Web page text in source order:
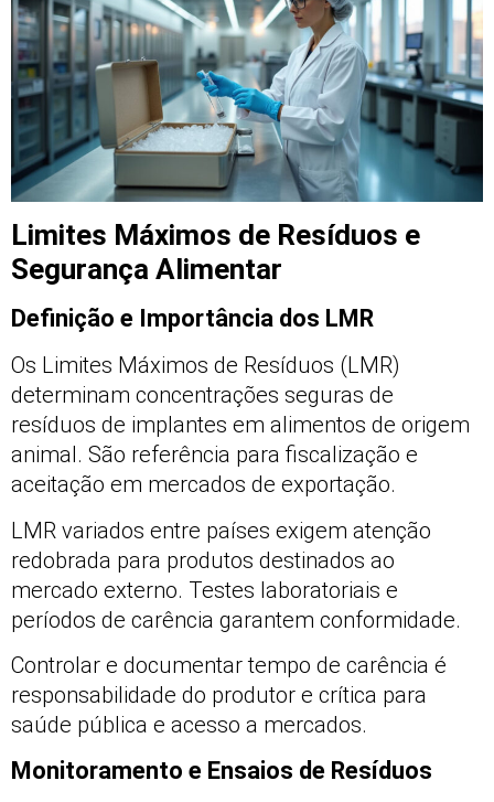
Limites Máximos de Resíduos e
Segurança Alimentar
Definição e Importância dos LMR
Os Limites Máximos de Resíduos (LMR)
determinam concentrações seguras de
resíduos de implantes em alimentos de origem
animal. São referência para fiscalização e
aceitação em mercados de exportação.
LMR variados entre países exigem atenção
redobrada para produtos destinados ao
mercado externo. Testes laboratoriais e
períodos de carência garantem conformidade.
Controlar e documentar tempo de carência é
responsabilidade do produtor e crítica para
saúde pública e acesso a mercados.
Monitoramento e Ensaios de Resíduos